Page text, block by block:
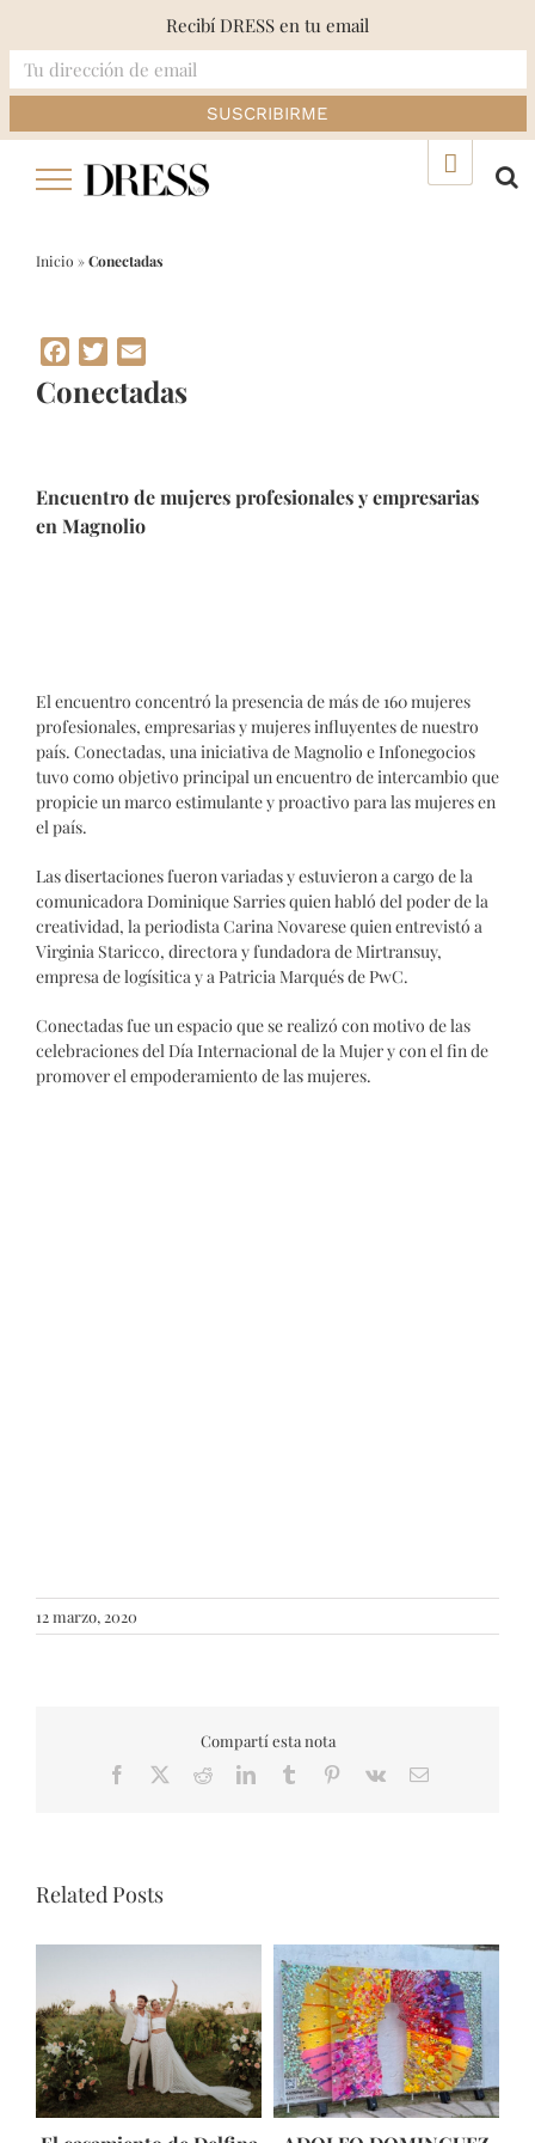
Inicio »Conectadas
Facebook
Twitter
Conectadas
Encuentro de mujeres profesionales y empresarias
en Magnolio
El encuentro concentró la presencia de más de 160 mujeres
profesionales, empresarias y mujeres influyentes de nuestro
país. Conectadas, una iniciativa de Magnolio e Infonegocios
tuvo como objetivo principal un encuentro de intercambio que
propicie un marco estimulante y proactivo para las mujeres en
el país.
Las disertaciones fueron variadas y estuvieron a cargo de la
comunicadora Dominique Sarries quien habló del poder de la
creatividad, la periodista Carina Novarese quien entrevistó a
Virginia Staricco, directora y fundadora de Mirtransuy,
empresa de logísitica y a Patricia Marqués de PwC.
Conectadas fue un espacio que se realizó con motivo de las
celebraciones del Día Internacional de la Mujer y con el fin de
promover el empoderamiento de las mujeres.
12 marzo, 2020
Compartí esta nota
Facebook RedditLinkedInTumblr Pinterest
Vk Email
Related Posts
Recibí DRESS en tu email